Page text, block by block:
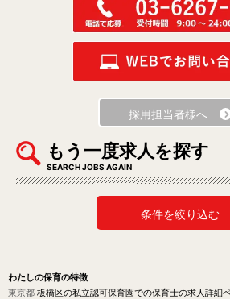
採用担当者様へ
もう一度求人を探す
SEARCH JOBS AGAIN
条件を絞り込む
わたしの保育の特徴
東京都 板橋区の私立認可保育園での保育士の求人詳細